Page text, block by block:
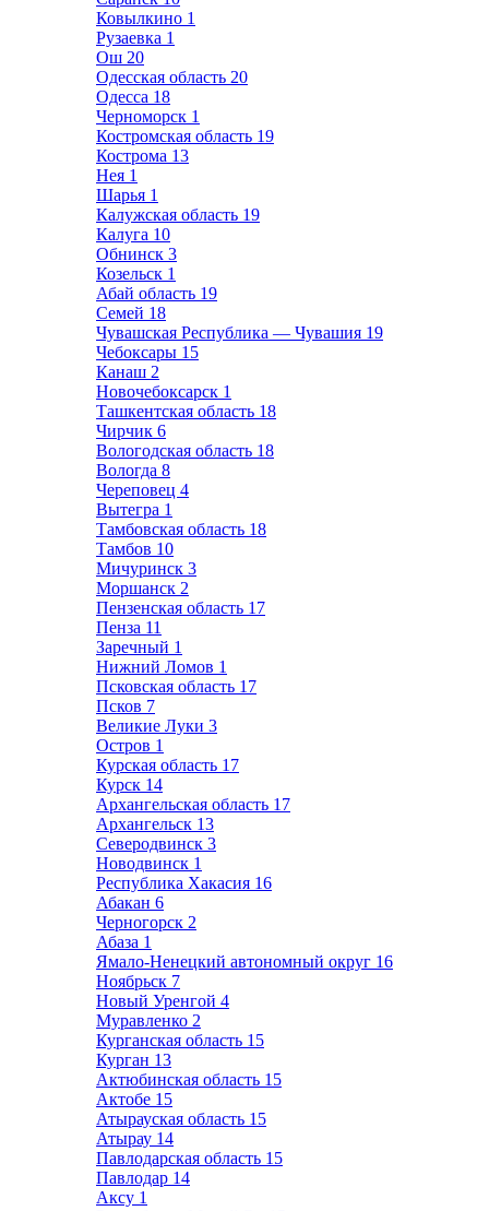
Ковылкино 1
Рузаевка 1
Ош 20
Одесская область 20
Одесса 18
Черноморск 1
Костромская область 19
Кострома 13
Нея 1
Шарья 1
Калужская область 19
Калуга 10
Обнинск 3
Козельск 1
Абай область 19
Семей 18
Чувашская Республика — Чувашия 19
Чебоксары 15
Канаш 2
Новочебоксарск 1
Ташкентская область 18
Чирчик 6
Вологодская область 18
Вологда 8
Череповец 4
Вытегра 1
Тамбовская область 18
Тамбов 10
Мичуринск 3
Моршанск 2
Пензенская область 17
Пенза 11
Заречный 1
Нижний Ломов 1
Псковская область 17
Псков 7
Великие Луки 3
Остров 1
Курская область 17
Курск 14
Архангельская область 17
Архангельск 13
Северодвинск 3
Новодвинск 1
Республика Хакасия 16
Абакан 6
Черногорск 2
Абаза 1
Ямало-Ненецкий автономный округ 16
Ноябрьск 7
Новый Уренгой 4
Муравленко 2
Курганская область 15
Курган 13
Актюбинская область 15
Актобе 15
Атырауская область 15
Атырау 14
Павлодарская область 15
Павлодар 14
Аксу 1